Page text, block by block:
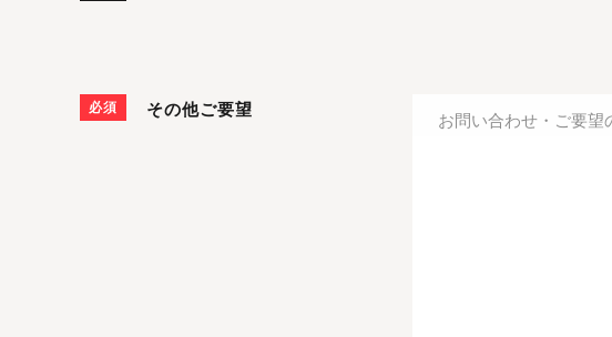
必須 その他ご要望